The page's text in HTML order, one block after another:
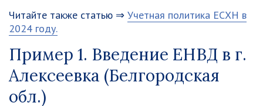
Читайте также статью ⇒ Учетная политика ЕСХН в
2024 году.
Пример 1. Введение ЕНВД в г.
Алексеевка (Белгородская
обл.)